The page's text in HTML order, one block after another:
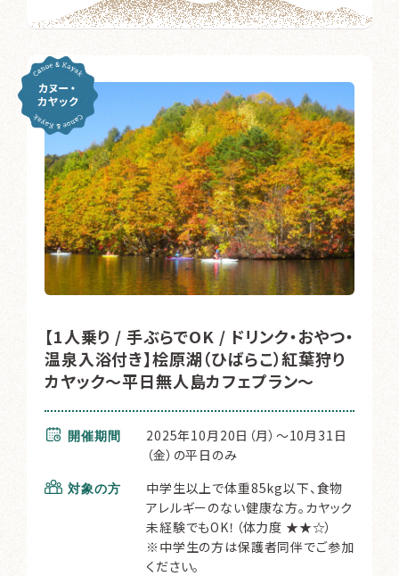
【1人乗り / 手ぶらでOK / ドリンク・おやつ・
温泉入浴付き】桧原湖（ひばらこ）紅葉狩り
カヤック～平日無人島カフェプラン～
開催期間
2025年10月20日（月）～10月31日
（金）の平日のみ
対象の方
中学生以上で体重85kg以下、食物
アレルギーのない健康な方。カヤック
未経験でもOK！（体力度 ★★☆）
※中学生の方は保護者同伴でご参加
ください。